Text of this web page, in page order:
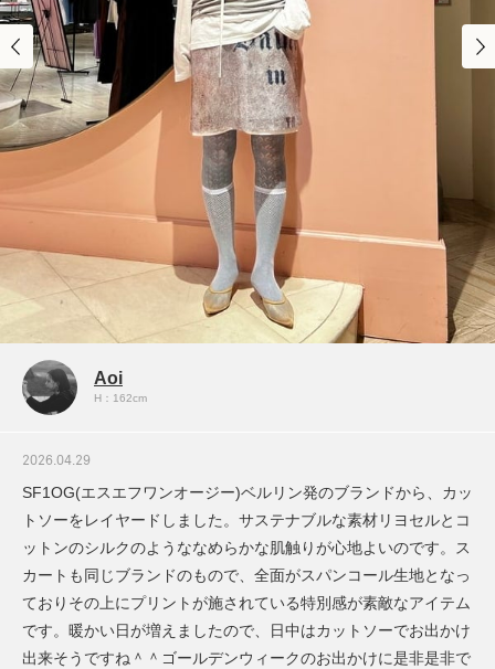
Aoi
H：162cm
2026.04.29
SF1OG(エスエフワンオージー)ベルリン発のブランドから、カッ
トソーをレイヤードしました。サステナブルな素材リヨセルとコ
ットンのシルクのようななめらかな肌触りが心地よいのです。ス
カートも同じブランドのもので、全面がスパンコール生地となっ
ておりその上にプリントが施されている特別感が素敵なアイテム
です。暖かい日が増えましたので、日中はカットソーでお出かけ
出来そうですね＾＾ゴールデンウィークのお出かけに是非是非で